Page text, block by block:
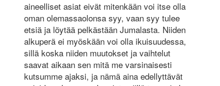
aineelliset asiat eivät mitenkään voi itse olla
oman olemassaolonsa syy, vaan syy tulee
etsiä ja löytää pelkästään Jumalasta. Niiden
alkuperä ei myöskään voi olla ikuisuudessa,
sillä koska niiden muutokset ja vaihtelut
saavat aikaan sen mitä me varsinaisesti
kutsumme ajaksi, ja nämä aina edellyttävät